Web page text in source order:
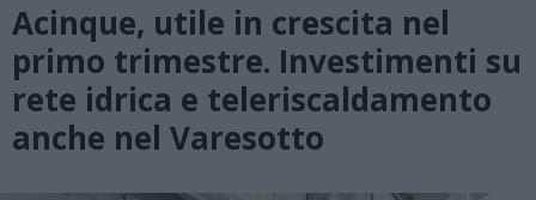
Acinque, utile in crescita nel
primo trimestre. Investimenti su
rete idrica e teleriscaldamento
anche nel Varesotto